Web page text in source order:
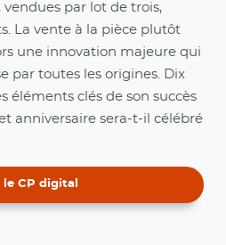
par lot de trois,
La vente à la pièce plutôt
une innovation majeure qui
par toutes les origines. Dix
éléments clés de son succès
anniversaire sera-t-il célébré
le CP digital